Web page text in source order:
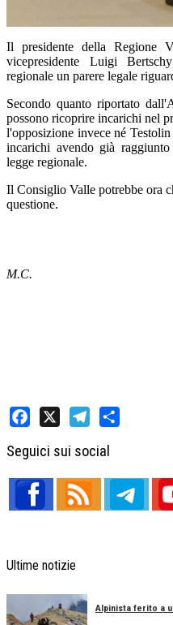
Il presidente della Regione
vicepresidente Luigi
regionale un parere legale
Secondo quanto riportato
possono ricoprire incarichi nel
l'opposizione invece né
incarichi avendo già
legge regionale.
Il Consiglio Valle potrebbe ora
questione.
M.C.
Seguici sui social
Ultime notizie
Alpinista ferito a